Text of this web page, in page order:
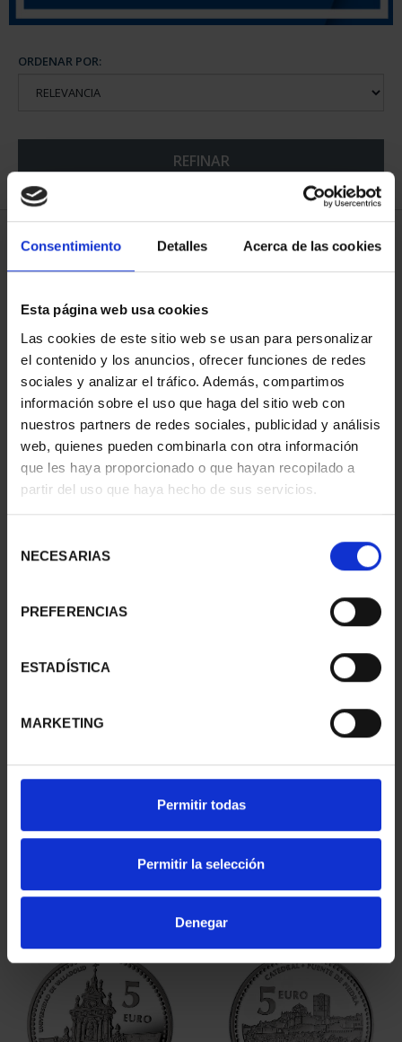
Consentimiento Detalles Acerca de las cookies
Esta página web usa cookies
Las cookies de este sitio web se usan para personalizar
el contenido y los anuncios, ofrecer funciones de redes
sociales y analizar el tráfico. Además, compartimos
información sobre el uso que haga del sitio web con
nuestros partners de redes sociales, publicidad y análisis
web, quienes pueden combinarla con otra información
que les haya proporcionado o que hayan recopilado a
partir del uso que haya hecho de sus servicios.
NECESARIAS
PREFERENCIAS
ESTADÍSTICA
MARKETING
Permitir todas
Permitir la selección
Denegar
ORDENAR POR:
REFINAR
6 Productos encontrados
CAPITALES ESPAÑOLAS
- PALENCIA
73,00 €
CAPITALES ESPAÑOLAS
- SEGOVIA
73,00 €
CAPITALES ESPAÑOLAS
73,00 €
CAPITALES ESPAÑOLAS
73,00 €